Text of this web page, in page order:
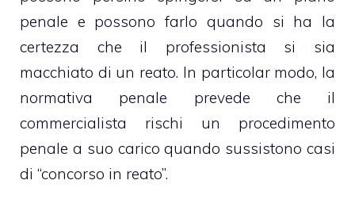
penale e possono farlo quando si ha la
certezza che il professionista si sia
macchiato di un reato. In particolar modo, la
normativa penale prevede che il
commercialista rischi un procedimento
penale a suo carico quando sussistono casi
di “concorso in reato”.